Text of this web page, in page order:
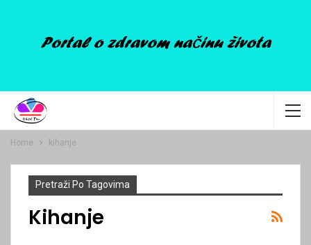
Home kihanje
Pretraži Po Tagovima
Kihanje